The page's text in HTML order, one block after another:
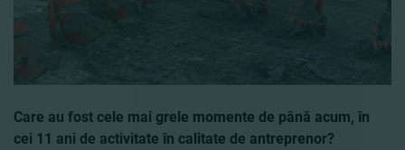
Care au fost cele mai grele momente de până acum, în
cei 11 ani de activitate în calitate de antreprenor?